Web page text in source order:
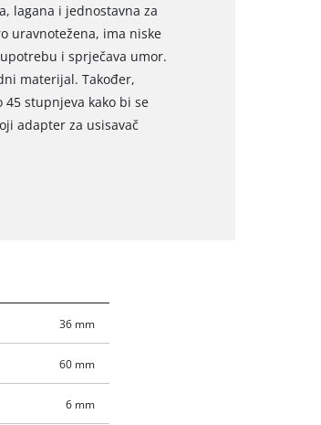
lagana i jednostavna za
uravnotežena, ima niske
i sprječava umor.
materijal. Također,
45 stupnjeva kako bi se
adapter za usisavač
36 mm
60 mm
6 mm